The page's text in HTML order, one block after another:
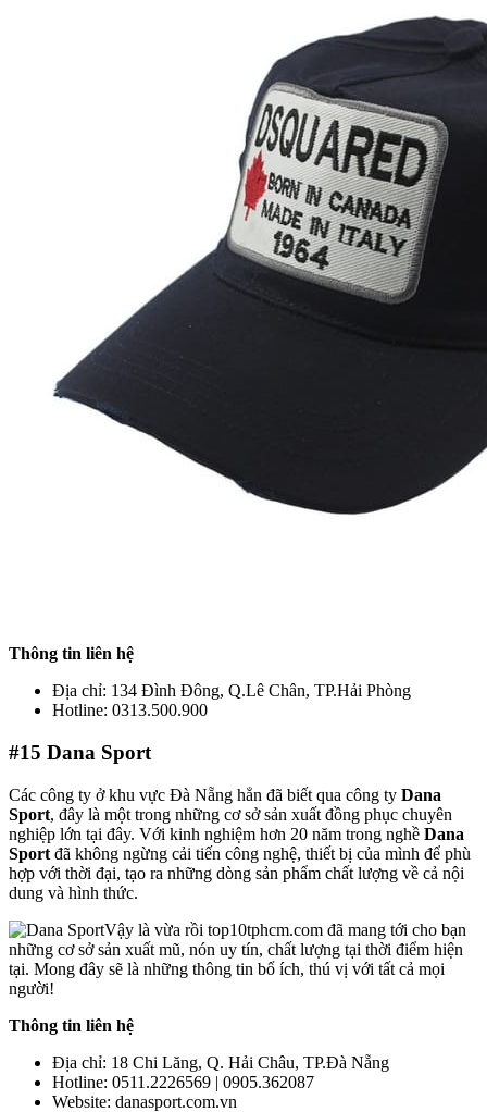
Thông tin liên hệ
Địa chỉ: 134 Đình Đông, Q.Lê Chân, TP.Hải Phòng
Hotline: 0313.500.900
#15 Dana Sport
Các công ty ở khu vực Đà Nẵng hẳn đã biết qua công ty Dana
Sport, đây là một trong những cơ sở sản xuất đồng phục chuyên
nghiệp lớn tại đây. Với kinh nghiệm hơn 20 năm trong nghề Dana
Sport đã không ngừng cải tiến công nghệ, thiết bị của mình để phù
hợp với thời đại, tạo ra những dòng sản phẩm chất lượng về cả nội
dung và hình thức.
Vậy là vừa rồi top10tphcm.com đã mang tới cho bạn
những cơ sở sản xuất mũ, nón uy tín, chất lượng tại thời điểm hiện
tại. Mong đây sẽ là những thông tin bổ ích, thú vị với tất cả mọi
người!
Thông tin liên hệ
Địa chỉ: 18 Chi Lăng, Q. Hải Châu, TP.Đà Nẵng
Hotline: 0511.2226569 | 0905.362087
Website: danasport.com.vn